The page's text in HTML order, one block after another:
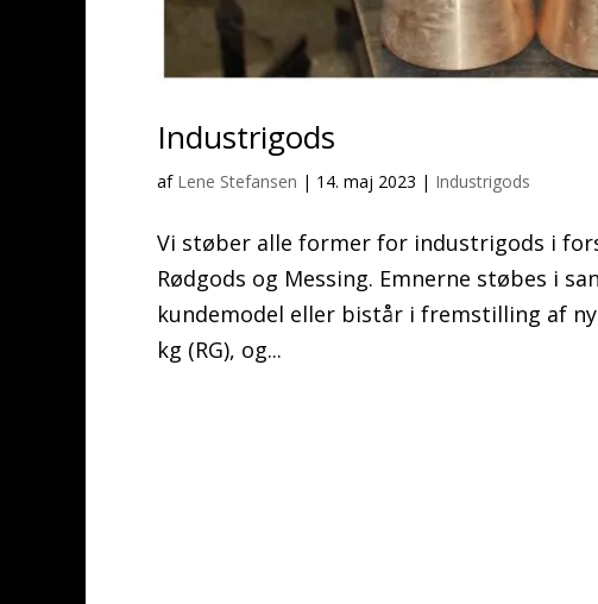
Industrigods
af Lene Stefansen | 14. maj 2023 | Industrigods
Vi støber alle former for industrigods i
Rødgods og Messing. Emnerne støbes i
kundemodel eller bistår i fremstilling af
kg (RG), og...